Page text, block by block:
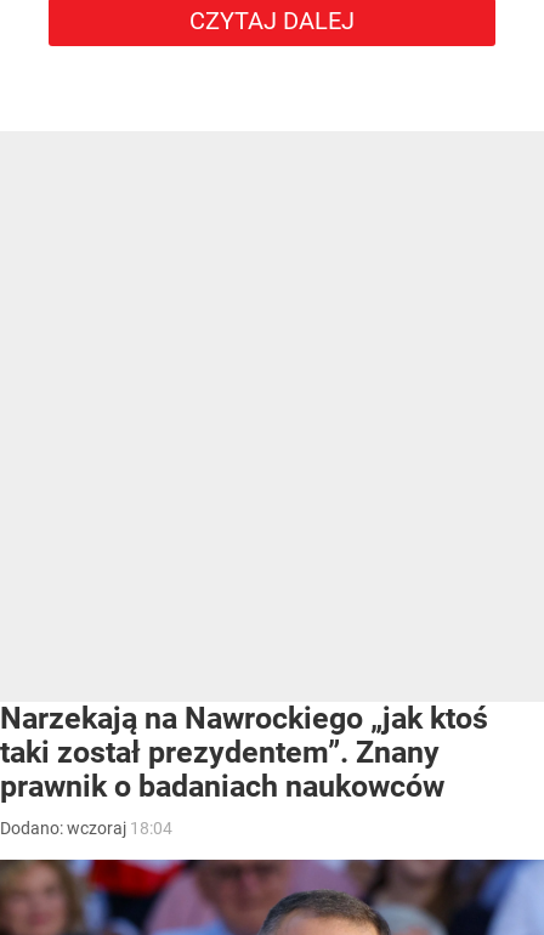
CZYTAJ DALEJ
Narzekają na Nawrockiego „jak ktoś
taki został prezydentem”. Znany
prawnik o badaniach naukowców
Dodano:wczoraj 18:04